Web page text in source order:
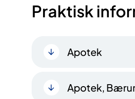
Praktisk
Apotek
Apotek,